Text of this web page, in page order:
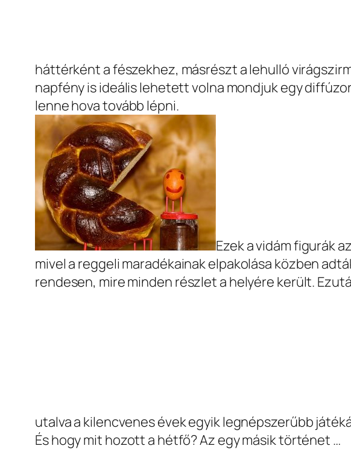
háttérként a fészekhez, másrészt a lehulló
napfény is ideális lehetett volna mondjuk egy
lenne hova tovább lépni.
Ezek a vidám figurák
mivel a reggeli maradékainak elpakolása közben
rendesen, mire minden részlet a helyére került.
utalva a kilencvenes évek egyik legnépszerűbb
És hogy mit hozott a hétfő? Az egy másik történet …